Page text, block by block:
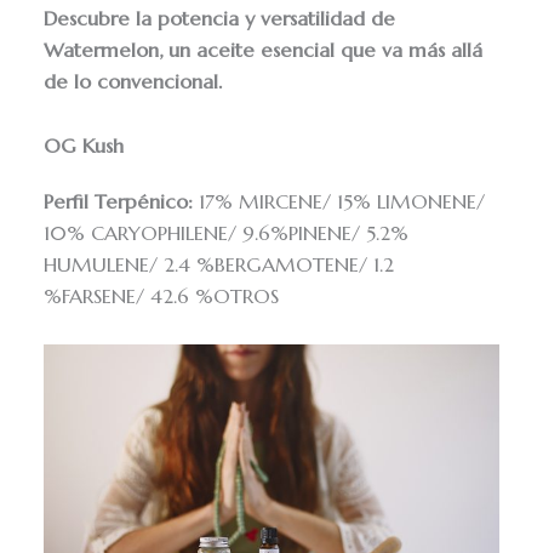
Descubre la potencia y versatilidad de
Watermelon, un aceite esencial que va más allá
de lo convencional.
OG Kush
Perfil Terpénico: 17% MIRCENE/ 15% LIMONENE/
10% CARYOPHILENE/ 9.6%PINENE/ 5.2%
HUMULENE/ 2.4 %BERGAMOTENE/ 1.2
%FARSENE/ 42.6 %OTROS